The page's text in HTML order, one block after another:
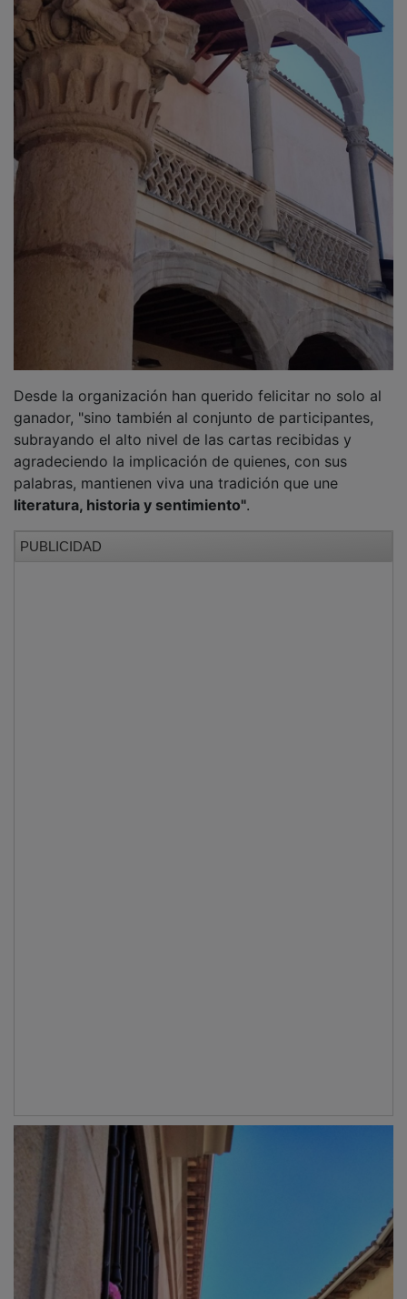
ganador, "sino también al conjunto de participantes,
subrayando el alto nivel de las cartas recibidas y
agradeciendo la implicación de quienes, con sus
palabras, mantienen viva una tradición que une
literatura, historia y sentimiento".